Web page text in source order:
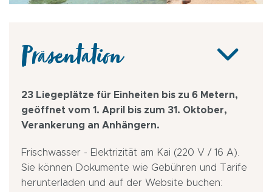
Präsentation
23 Liegeplätze für Einheiten bis zu 6 Metern,
geöffnet vom 1. April bis zum 31. Oktober,
Verankerung an Anhängern.
Frischwasser - Elektrizität am Kai (220 V / 16 A).
Sie können Dokumente wie Gebühren und Tarife
herunterladen und auf der Website buchen: